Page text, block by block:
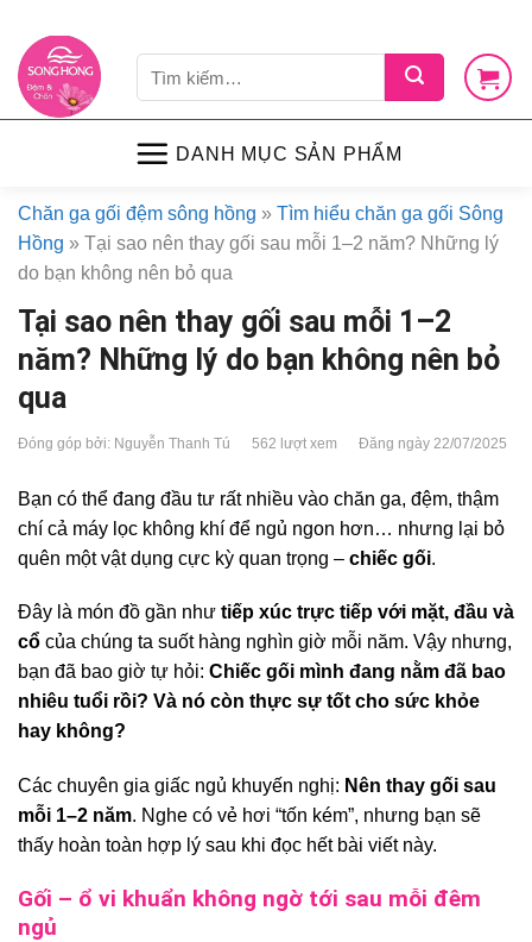
content
kiếm:
DANH MỤC SẢN PHẨM
Chăn ga gối đệm sông hồng » Tìm hiểu chăn ga gối Sông
Hồng » Tại sao nên thay gối sau mỗi 1–2 năm? Những lý
do bạn không nên bỏ qua
Tại sao nên thay gối sau mỗi 1–2
năm? Những lý do bạn không nên bỏ
qua
Đóng góp bởi: Nguyễn Thanh Tú 562 lượt xem Đăng ngày 22/07/2025
Bạn có thể đang đầu tư rất nhiều vào chăn ga, đệm, thậm
chí cả máy lọc không khí để ngủ ngon hơn… nhưng lại bỏ
quên một vật dụng cực kỳ quan trọng – chiếc gối.
Đây là món đồ gần như tiếp xúc trực tiếp với mặt, đầu và
cổ của chúng ta suốt hàng nghìn giờ mỗi năm. Vậy nhưng,
bạn đã bao giờ tự hỏi: Chiếc gối mình đang nằm đã bao
nhiêu tuổi rồi? Và nó còn thực sự tốt cho sức khỏe
hay không?
Các chuyên gia giấc ngủ khuyến nghị: Nên thay gối sau
mỗi 1–2 năm. Nghe có vẻ hơi “tốn kém”, nhưng bạn sẽ
thấy hoàn toàn hợp lý sau khi đọc hết bài viết này.
Gối – ổ vi khuẩn không ngờ tới sau mỗi đêm
ngủ